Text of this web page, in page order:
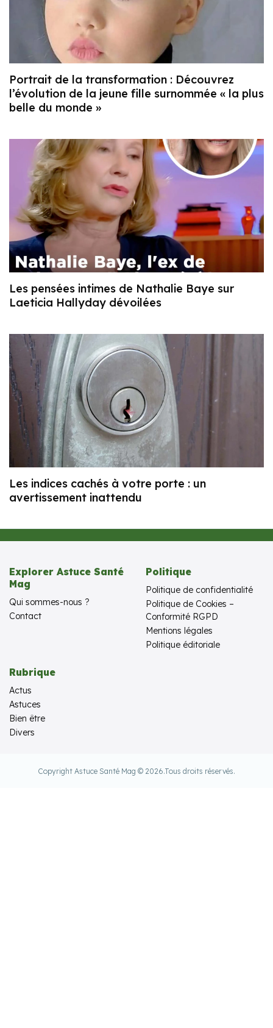
Portrait de la transformation : Découvrez
l’évolution de la jeune fille surnommée « la plus
belle du monde »
Les pensées intimes de Nathalie Baye sur
Laeticia Hallyday dévoilées
Les indices cachés à votre porte : un
avertissement inattendu
Explorer Astuce Santé
Mag
Qui sommes-nous ?
Contact
Politique
Politique de confidentialité
Politique de Cookies –
Conformité RGPD
Mentions légales
Politique éditoriale
Rubrique
Actus
Astuces
Bien être
Divers
Copyright Astuce Santé Mag © 2026.Tous droits réservés.